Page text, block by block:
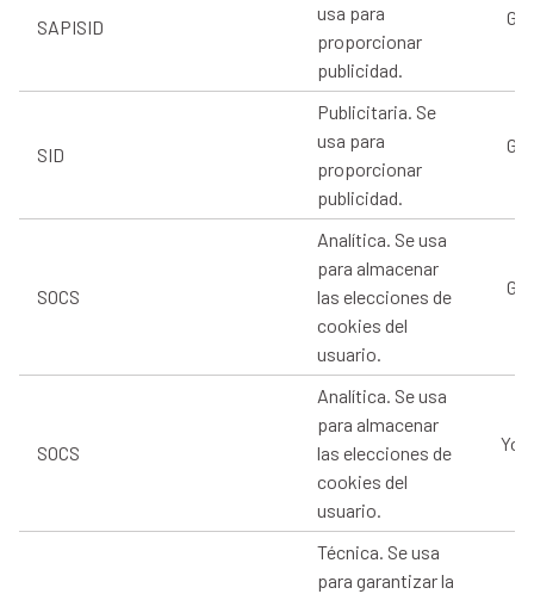
SAPISID
usa para
proporcionar
publicidad.
SID
Publicitaria. Se
usa para
proporcionar
publicidad.
SOCS
Analítica. Se usa
para almacenar
las elecciones de
cookies del
usuario.
SOCS
Analítica. Se usa
para almacenar
las elecciones de
cookies del
usuario.
Técnica. Se usa
para garantizar la